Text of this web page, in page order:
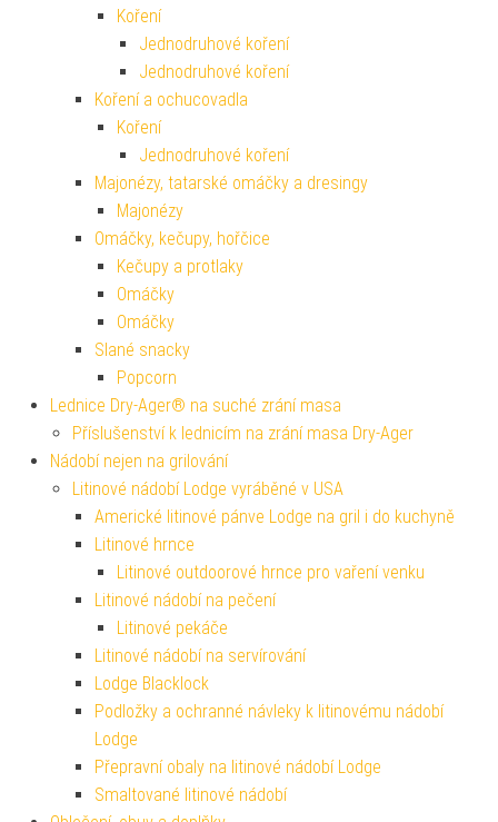
Koření
Jednodruhové koření
Jednodruhové koření
Koření a ochucovadla
Koření
Jednodruhové koření
Majonézy, tatarské omáčky a dresingy
Majonézy
Omáčky, kečupy, hořčice
Kečupy a protlaky
Omáčky
Omáčky
Slané snacky
Popcorn
Lednice Dry-Ager® na suché zrání masa
Příslušenství k lednicím na zrání masa Dry-Ager
Nádobí nejen na grilování
Litinové nádobí Lodge vyráběné v USA
Americké litinové pánve Lodge na gril i do kuchyně
Litinové hrnce
Litinové outdoorové hrnce pro vaření venku
Litinové nádobí na pečení
Litinové pekáče
Litinové nádobí na servírování
Lodge Blacklock
Podložky a ochranné návleky k litinovému nádobí
Lodge
Přepravní obaly na litinové nádobí Lodge
Smaltované litinové nádobí